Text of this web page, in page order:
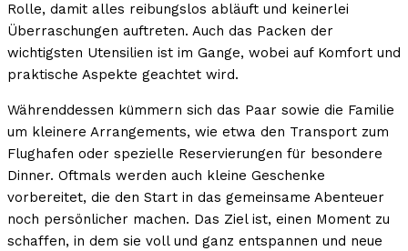
Rolle, damit alles reibungslos abläuft und keinerlei
Überraschungen auftreten. Auch das Packen der
wichtigsten Utensilien ist im Gange, wobei auf Komfort und
praktische Aspekte geachtet wird.
Währenddessen kümmern sich das Paar sowie die Familie
um kleinere Arrangements, wie etwa den Transport zum
Flughafen oder spezielle Reservierungen für besondere
Dinner. Oftmals werden auch kleine Geschenke
vorbereitet, die den Start in das gemeinsame Abenteuer
noch persönlicher machen. Das Ziel ist, einen Moment zu
schaffen, in dem sie voll und ganz entspannen und neue